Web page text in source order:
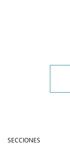
SECCIONES